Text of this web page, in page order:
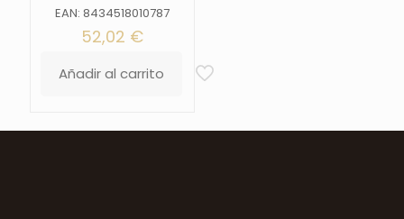
EAN: 8434518010787
52,02 €
Añadir al carrito